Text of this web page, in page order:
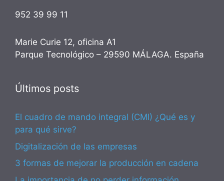
952 39 99 11
Marie Curie 12, oficina A1
Parque Tecnológico – 29590 MÁLAGA. España
Últimos posts
El cuadro de mando integral (CMI) ¿Qué es y
para qué sirve?
Digitalización de las empresas
3 formas de mejorar la producción en cadena